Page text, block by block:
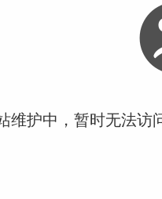
维护中，暂时无法访